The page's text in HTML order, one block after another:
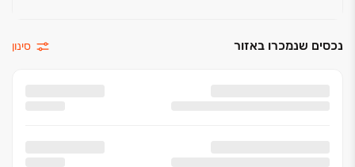
נכסים שנמכרו באזור סינון